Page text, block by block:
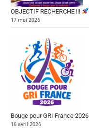
OBJECTIF RECHERCHE !!!
17 mai 2026
Bouge pour GRI France 2026
16 avril 2026